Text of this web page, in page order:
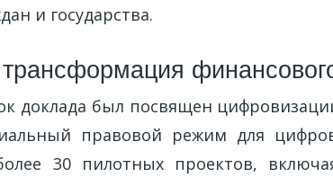
и государства.
доклада был посвящен
правовой режим для
30 пилотных проектов,